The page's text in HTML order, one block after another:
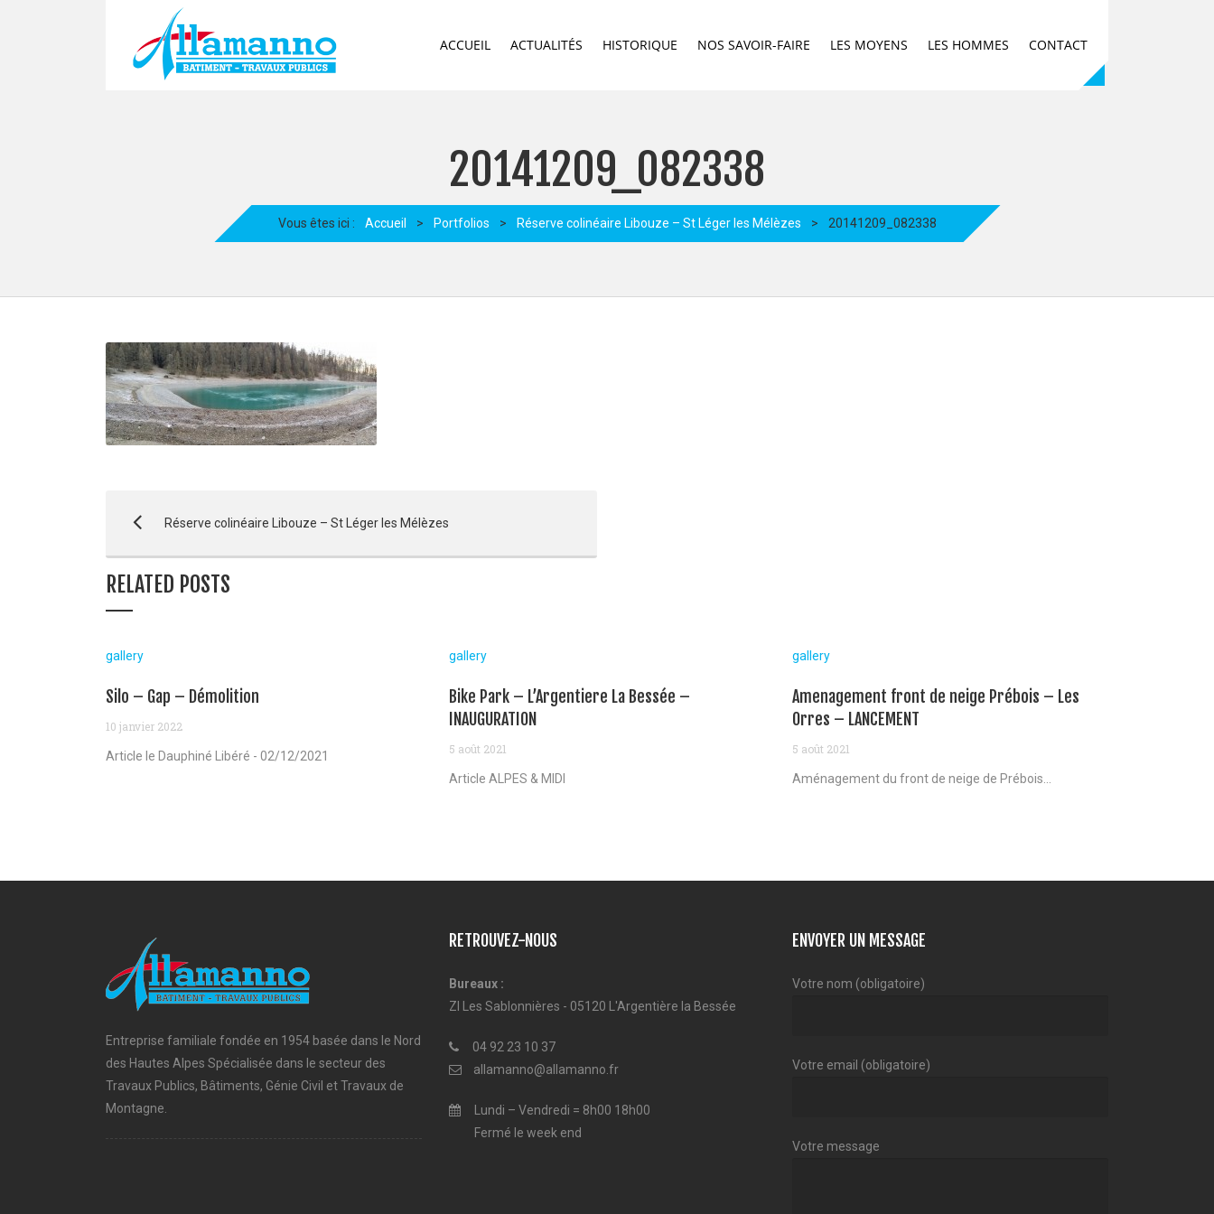
ACCUEIL ACTUALITÉS HISTORIQUE NOS SAVOIR-FAIRE LES MOYENS LES HOMMES CONTACT
20141209_082338
Vous êtes ici : Accueil > Portfolios > Réserve colinéaire Libouze – St Léger les Mélèzes > 20141209_082338
Réserve colinéaire Libouze – St Léger les Mélèzes
RELATED POSTS
gallery
Silo – Gap – Démolition
10 janvier 2022
Article le Dauphiné Libéré - 02/12/2021
gallery
Bike Park – L’Argentiere La Bessée –
INAUGURATION
5 août 2021
Article ALPES & MIDI
gallery
Amenagement front de neige Prébois – Les
Orres – LANCEMENT
5 août 2021
Aménagement du front de neige de Prébois...
Entreprise familiale fondée en 1954 basée dans le Nord
des Hautes Alpes Spécialisée dans le secteur des
Travaux Publics, Bâtiments, Génie Civil et Travaux de
Montagne.
RETROUVEZ-NOUS
Bureaux :
ZI Les Sablonnières - 05120 L'Argentière la Bessée
04 92 23 10 37
allamanno@allamanno.fr
Lundi – Vendredi = 8h00 18h00
Fermé le week end
ENVOYER UN MESSAGE
Votre nom (obligatoire)
Votre email (obligatoire)
Votre message